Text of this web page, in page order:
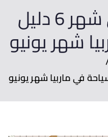
زيارة ماربيا في شهر 6 دليل
يونيو